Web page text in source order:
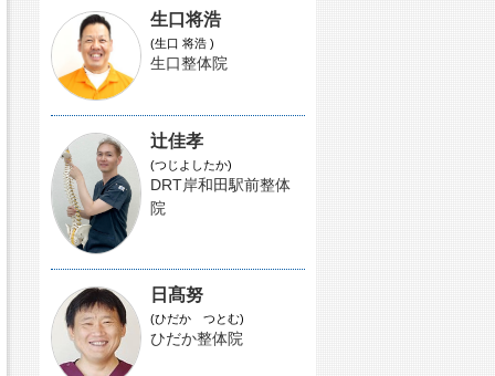
生口将浩
(生口 将浩 )
生口整体院
辻佳孝
(つじよしたか)
DRT岸和田駅前整体
院
日髙努
(ひだか つとむ)
ひだか整体院